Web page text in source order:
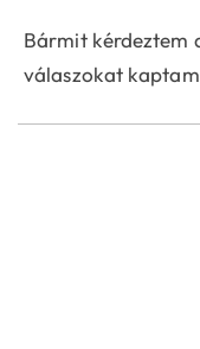
Bármit kérdeztem
válaszokat